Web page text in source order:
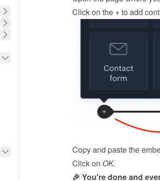
Click on the + to add
Copy and paste the
Click on OK.
🎉 You're done and